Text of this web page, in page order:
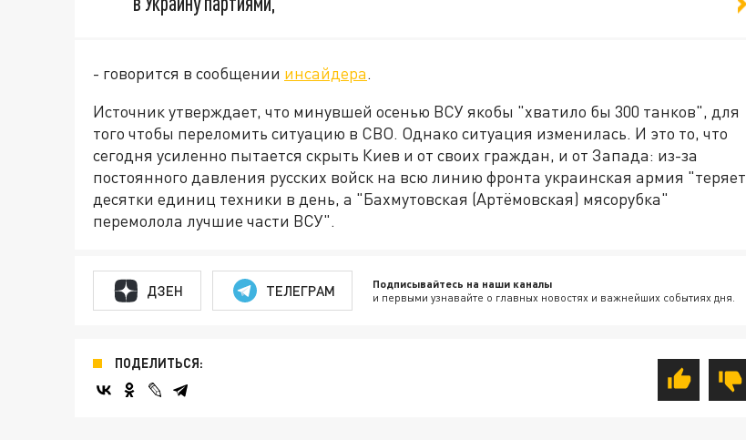
- говорится в сообщении инсайдера.
Источник утверждает, что минувшей осенью ВСУ якобы "хватило бы 300 танков", для
того чтобы переломить ситуацию в СВО. Однако ситуация изменилась. И это то, что
сегодня усиленно пытается скрыть Киев и от своих граждан, и от Запада: из-за
постоянного давления русских войск на всю линию фронта украинская армия "теряет
десятки единиц техники в день, а "Бахмутовская (Артёмовская) мясорубка"
перемолола лучшие части ВСУ".
ДЗЕН ТЕЛЕГРАМ Подписывайтесь на наши каналы
и первыми узнавайте о главных новостях и важнейших событиях дня.
ПОДЕЛИТЬСЯ: